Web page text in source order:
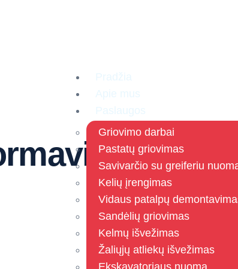
Griovimo darbai
Pastatų griovimas
Savivarčio su greiferiu
Kelių įrengimas
Vidaus patalpų
Sandėlių griovimas
Kelmų išvežimas
Žaliųjų atliekų išvežimas
Ekskavatoriaus nuoma
ir